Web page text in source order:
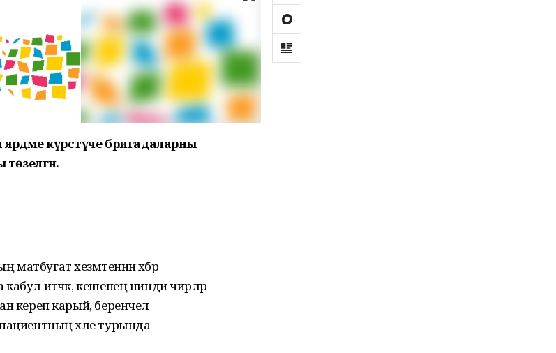
күрсәтүче бригадаларны
төзелгән.
хезмәтеннән хәбәр
итәчәк, кешенең нинди чирләр
кереп карый, беренчел
хәле турында